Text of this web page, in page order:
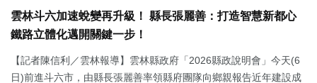
雲林斗六加速蛻變再升級！ 縣長張麗善：打造智慧新都心
鐵路立體化邁開關鍵一步！
【記者陳信利／雲林報導】雲林縣政府「2026縣政說明會」今天(6
日)前進斗六市，由縣長張麗善率領縣府團隊向鄉親報告近年建設成